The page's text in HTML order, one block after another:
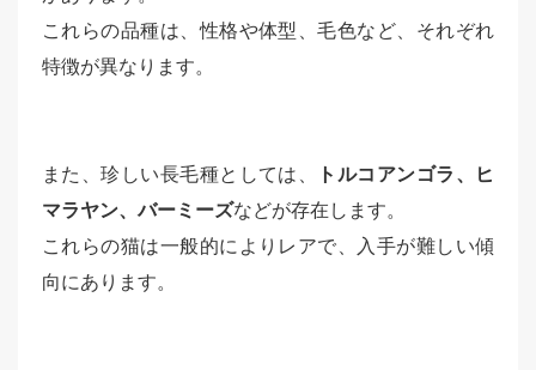
これらの品種は、性格や体型、毛色など、それぞれ
特徴が異なります。
また、珍しい長毛種としては、
トルコアンゴラ、ヒ
マラヤン、バーミーズなどが存在します。
これらの猫は一般的によりレアで、入手が難しい傾
向にあります。